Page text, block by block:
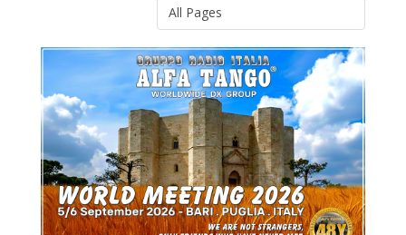
All Pages